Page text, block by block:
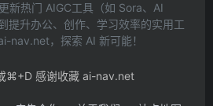
新热门 AIGC工具（如 Sora、AI
提升办公、创作、学习效率的实用工
nav.net，探索 AI 新可能！
⌘+D 感谢收藏 ai-nav.net